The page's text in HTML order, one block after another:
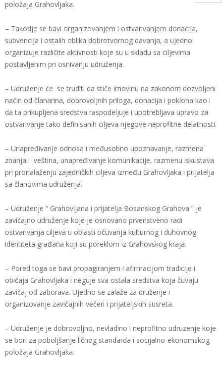
položaja Grahovljaka.
– Takodje se bavi organizovanjem i ostvarivanjem donacija,
subvencija i ostalih oblika dobrotvornog davanja, a ujedno
organizuje različite aktivnosti koje su u skladu sa ciljevima
postavljenim pri osnivanju udruženja.
– Udruženje će se truditi da stiče imovinu na zakonom dozvoljeni
način od članarina, dobrovoljnih priloga, donacija i poklona kao i
da ta prikupljena sredstva raspodeljuje i upotrebljava upravo za
ostvarivanje tako definisanih ciljeva njegove neprofitne delatnosti.
– Unapređivanje odnosa i međusobno upoznavanje, razmena
znanja i veština, unapređivanje komunikacije, razmenu iskustava
pri pronalaženju zajedničkih ciljeva između Grahovljaka i prijatelja
sa članovima udruženja.
– Udruženje “ Grahovljana i prijatelja Bosanskog Grahova “ je
zavičajno udruženje koje je osnovano prvenstveno radi
ostvarivanja ciljeva u oblasti očuvanja kulturnog i duhovnog
identiteta građana koji su poreklom iz Grahovskog kraja.
– Pored toga se bavi propagiranjem i afirmacijom tradicije i
običaja Grahovljaka i neguje sva ostala sredstva koja čuvaju
zavičaj od zaborava. Ujedno se zalaže za druženje i
organizovanje zavičajnih večeri i prijateljskih susreta.
– Udruženje je dobrovoljno, nevladino i neprofitno udruzenje koje
se bori za poboljšanje ličnog standarda i socijalno-ekonomskog
položaja Grahovljaka.